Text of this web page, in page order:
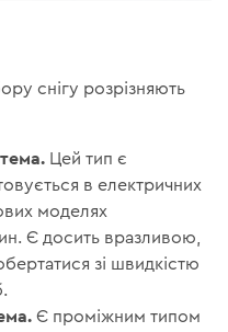
снігу розрізняють
Цей тип є
в електричних
моделях
Є досить вразливою,
зі швидкістю
Є проміжним типом